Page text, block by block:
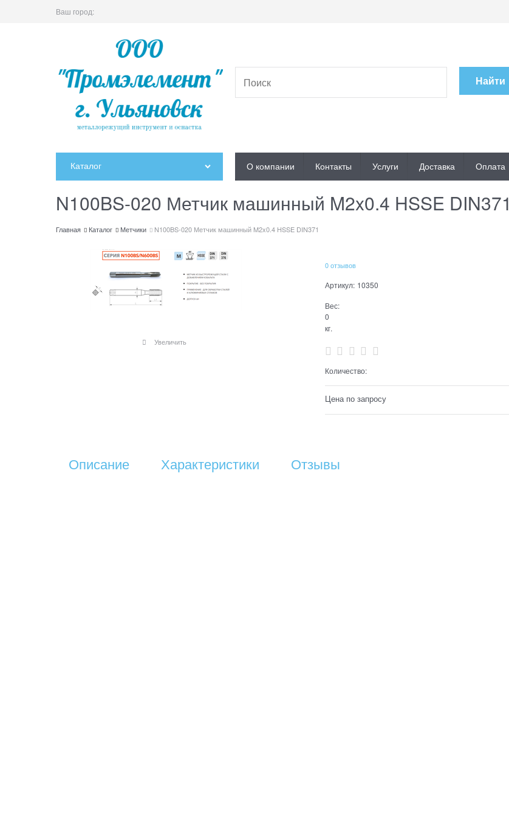
Ваш город:
Найти
Каталог О компании Контакты Услуги Доставка Оплата
N100BS-020 Метчик машинный M2x0.4 HSSE DIN371
Главная Каталог Метчики N100BS-020 Метчик машинный M2x0.4 HSSE DIN371
Увеличить
0 отзывов
Артикул: 10350
Вес:
0
кг.
Количество:
Цена по запросу
Описание Характеристики Отзывы